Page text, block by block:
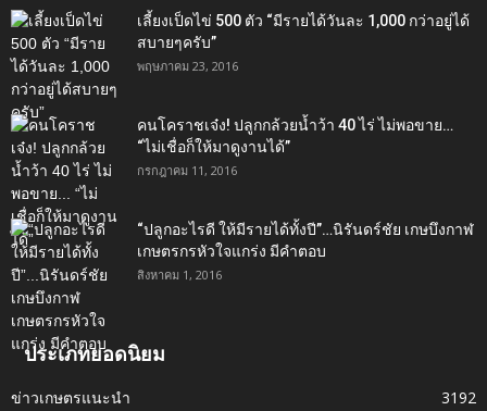
เลี้ยงเป็ดไข่ 500 ตัว “มีรายได้วันละ 1,000 กว่าอยู่ได้
สบายๆครับ”
พฤษภาคม 23, 2016
คนโคราชเจ๋ง! ปลูกกล้วยน้ำว้า 40 ไร่ ไม่พอขาย…
“ไม่เชื่อก็ให้มาดูงานได้”‬
กรกฎาคม 11, 2016
“ปลูกอะไรดี ให้มีรายได้ทั้งปี”…นิรันดร์ชัย เกษบึงกาฬ
เกษตรกรหัวใจแกร่ง มีคำตอบ
สิงหาคม 1, 2016
ประเภทยอดนิยม
ข่าวเกษตรแนะนำ
3192